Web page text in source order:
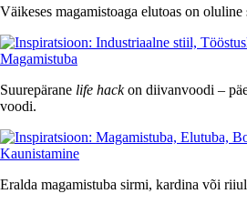
Väikeses magamistoaga elutoas on
Suurepärane life hackon diivanvoodi –
voodi.
Eralda magamistuba sirmi, kardina või